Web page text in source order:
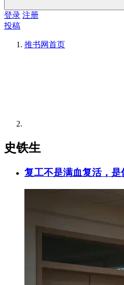
登录 注册
投稿
推书网首页
史铁生
复工不是满血复活，